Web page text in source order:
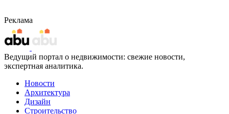
Реклама
Ведущий портал о недвижимости: свежие новости,
экспертная аналитика.
Новости
Архитектура
Дизайн
Строительство